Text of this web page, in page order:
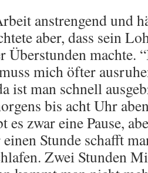
anstrengend und
aber, dass sein
Überstunden machte.
mich öfter
ist man schnell
bis acht Uhr
es zwar eine Pause,
Stunde schafft
Zwei Stunden